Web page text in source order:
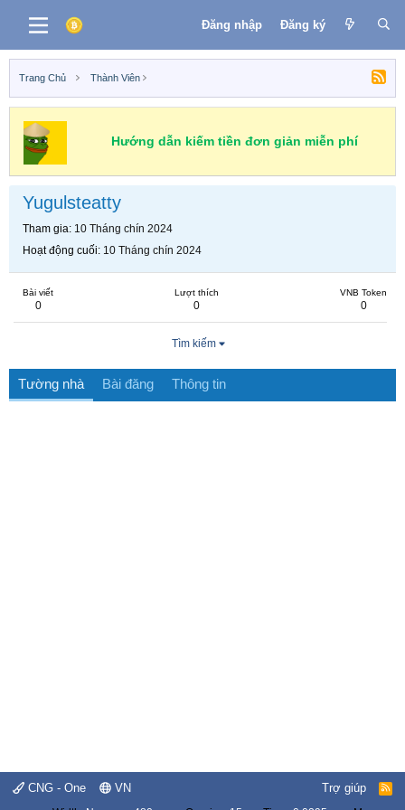
Đăng nhập Đăng ký
Trang Chủ Thành Viên
Hướng dẫn kiếm tiền đơn giản miễn phí
Yugulsteatty
Tham gia 10 Tháng chín 2024
Hoạt động cuối 10 Tháng chín 2024
Bài viết
0
Lượt thích
0
VNB Token
0
Tìm kiếm
Tường nhà Bài đăng Thông tin
CNG - One VN Trợ giúp
R